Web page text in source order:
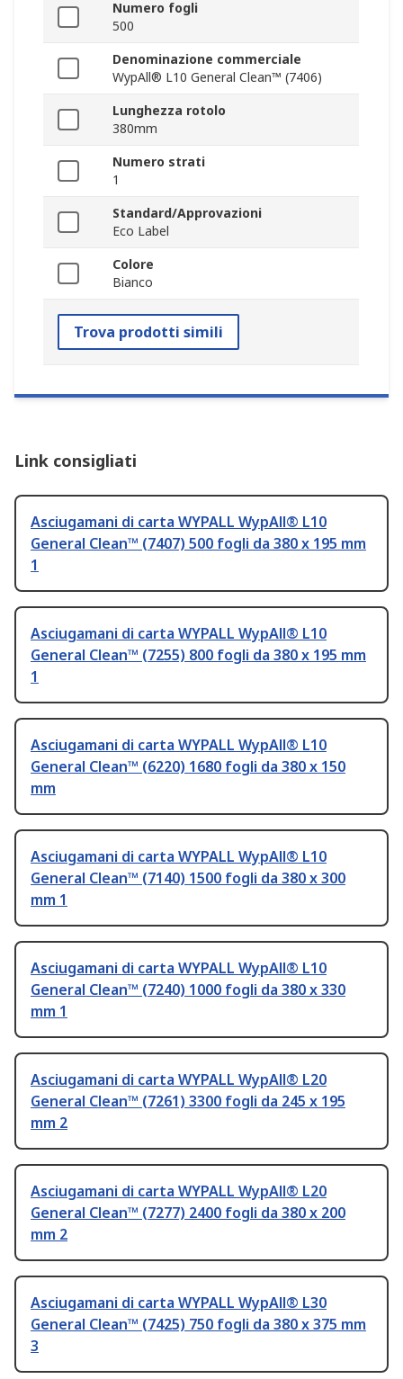
Numero fogli
500
Denominazione commerciale
WypAll® L10 General Clean™ (7406)
Lunghezza rotolo
380mm
Numero strati
1
Standard/Approvazioni
Eco Label
Colore
Bianco
Trova prodotti simili
Link consigliati
Asciugamani di carta WYPALL WypAll® L10
General Clean™ (7407) 500 fogli da 380 x 195 mm
1
Asciugamani di carta WYPALL WypAll® L10
General Clean™ (7255) 800 fogli da 380 x 195 mm
1
Asciugamani di carta WYPALL WypAll® L10
General Clean™ (6220) 1680 fogli da 380 x 150
mm
Asciugamani di carta WYPALL WypAll® L10
General Clean™ (7140) 1500 fogli da 380 x 300
mm 1
Asciugamani di carta WYPALL WypAll® L10
General Clean™ (7240) 1000 fogli da 380 x 330
mm 1
Asciugamani di carta WYPALL WypAll® L20
General Clean™ (7261) 3300 fogli da 245 x 195
mm 2
Asciugamani di carta WYPALL WypAll® L20
General Clean™ (7277) 2400 fogli da 380 x 200
mm 2
Asciugamani di carta WYPALL WypAll® L30
General Clean™ (7425) 750 fogli da 380 x 375 mm
3